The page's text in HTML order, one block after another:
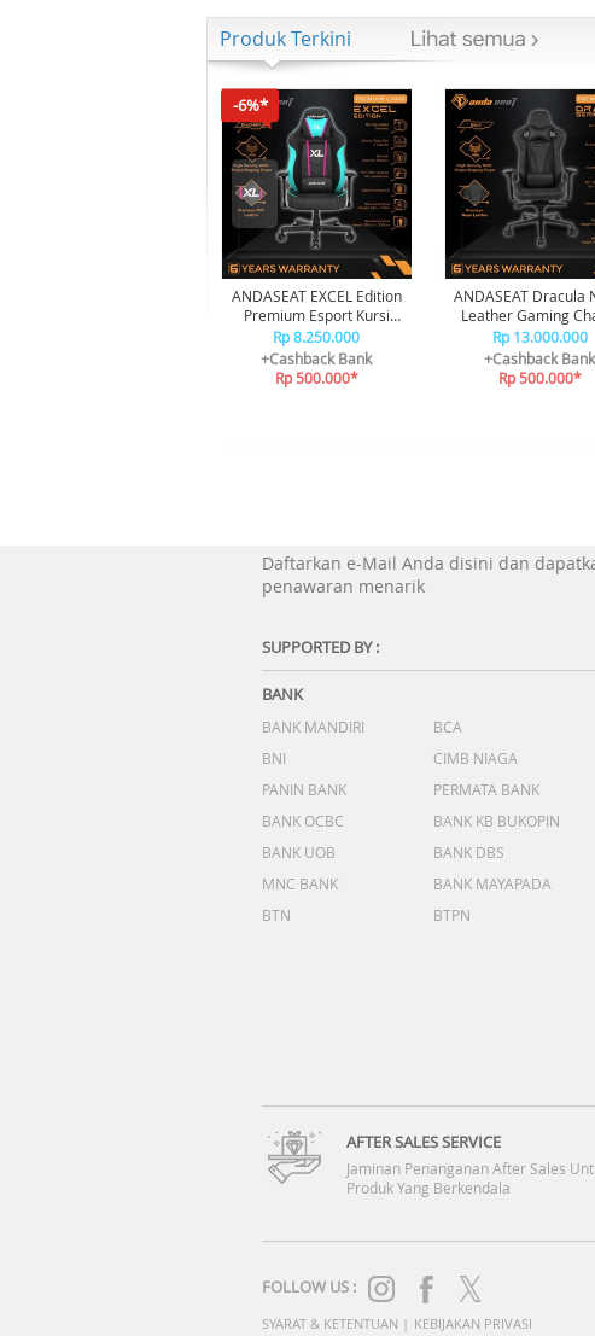
Produk Terkini
-6%*
ANDASEAT EXCEL Edition
Premium Esport Kursi
Gaming Chair
Rp 8.250.000
+Cashback Bank
Rp 500.000*
ANDASEAT Dracula
Leather Gaming
Black
Rp 13.000.000
+Cashback Bank
Rp 500.000*
Daftarkan e-Mail Anda disini dan
penawaran menarik
SUPPORTED BY :
BANK
BANK MANDIRI BCA
BNI
CIMB NIAGA
PANIN BANK
PERMATA BANK
BANK OCBC
BANK KB BUKOPIN
BANK UOB
BANK DBS
MNC BANK
BANK MAYAPADA
BTN
BTPN
AFTER SALES SERVICE
Jaminan Penanganan After Sales
Produk Yang Berkendala
FOLLOW US :
SYARAT & KETENTUAN | KEBIJAKAN PRIVASI